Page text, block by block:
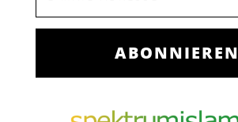
ABONNIEREN